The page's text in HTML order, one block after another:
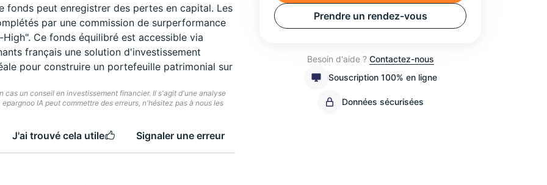
peut enregistrer des pertes en capital. Les
par une commission de surperformance
Ce fonds équilibré est accessible via
français une solution d'investissement
pour construire un portefeuille patrimonial sur
un conseil en investissement financier. Il s'agit d'une analyse
IA peut commettre des erreurs, n'hésitez pas à nous les
J'ai trouvé cela utile Signaler une erreur
Prendre un rendez-vous
Besoin d'aide ? Contactez-nous
Souscription 100% en ligne
Données sécurisées